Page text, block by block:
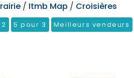
/ Itmb Map / Croisières
5 pour 3 Meilleurs vendeurs